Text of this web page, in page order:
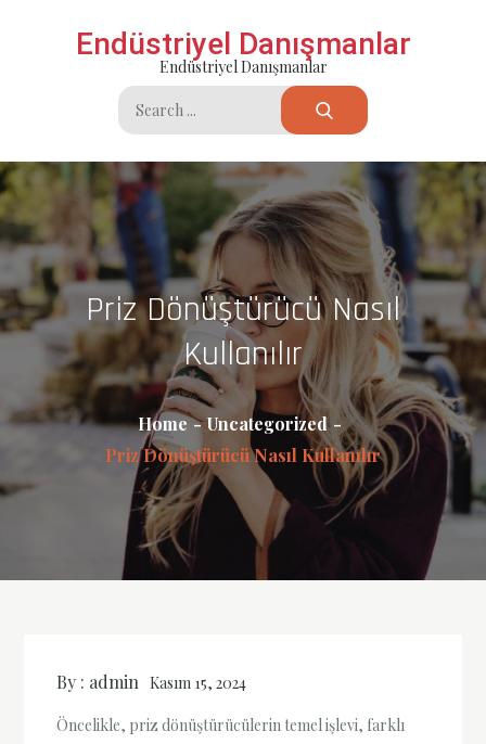
Endüstriyel Danışmanlar
Endüstriyel Danışmanlar
Search
for:
Priz Dönüştürücü Nasıl
Kullanılır
Home
Uncategorized
Priz Dönüştürücü Nasıl Kullanılır
By : admin Kasım 15, 2024
Öncelikle, priz dönüştürücülerin temel işlevi, farklı